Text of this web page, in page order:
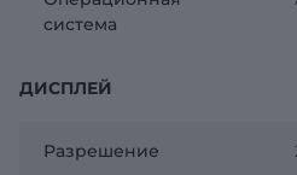
система
ДИСПЛЕЙ
Разрешение